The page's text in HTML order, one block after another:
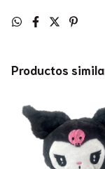
Productos